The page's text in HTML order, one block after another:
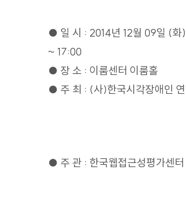
● 일 시 : 2014년 12월 09일 (화
~ 17:00
● 장 소 : 이룸센터 이룸홀
● 주 최 : (사)한국시각장애인 연
● 주 관 : 한국웹접근성평가센터